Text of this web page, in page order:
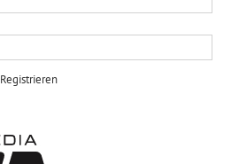
Registrieren